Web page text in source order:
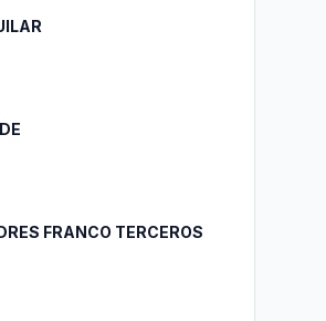
FRANCO TERCEROS